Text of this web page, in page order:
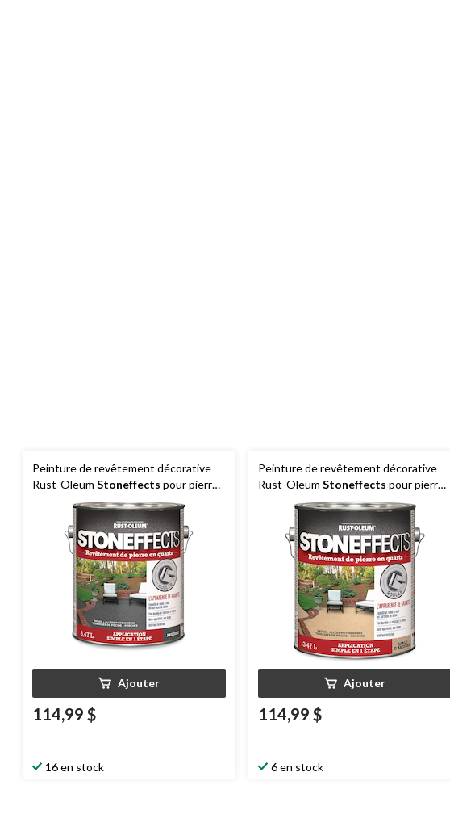
Peinture de revêtement décorative
Rust-Oleum Stoneffects pour pierre
en quartz et béton, gris ardoise, 3,47 L
Ajouter
114,99 $
16 en stock
Peinture de revêtement décorative
Rust-Oleum Stoneffects pour pierre
en quartz et béton, sable d'Arizona,
Ajouter
114,99 $
6 en stock